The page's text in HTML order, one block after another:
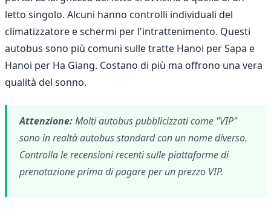
letto singolo. Alcuni hanno controlli individuali del
climatizzatore e schermi per l'intrattenimento. Questi
autobus sono più comuni sulle tratte Hanoi per Sapa e
Hanoi per Ha Giang. Costano di più ma offrono una vera
qualità del sonno.
Attenzione:Molti autobus pubblicizzati come "VIP"
sono in realtà autobus standard con un nome diverso.
Controlla le recensioni recenti sulle piattaforme di
prenotazione prima di pagare per un prezzo VIP.